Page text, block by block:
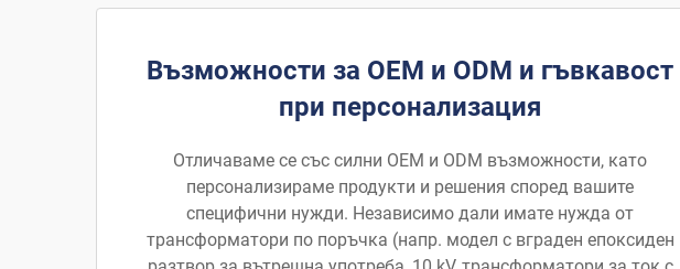
Възможности за OEM и ODM и гъвкавост
при персонализация
Отличаваме се със силни OEM и ODM възможности, като
персонализираме продукти и решения според вашите
специфични нужди. Независимо дали имате нужда от
трансформатори по поръчка (напр. модел с вграден епоксиден